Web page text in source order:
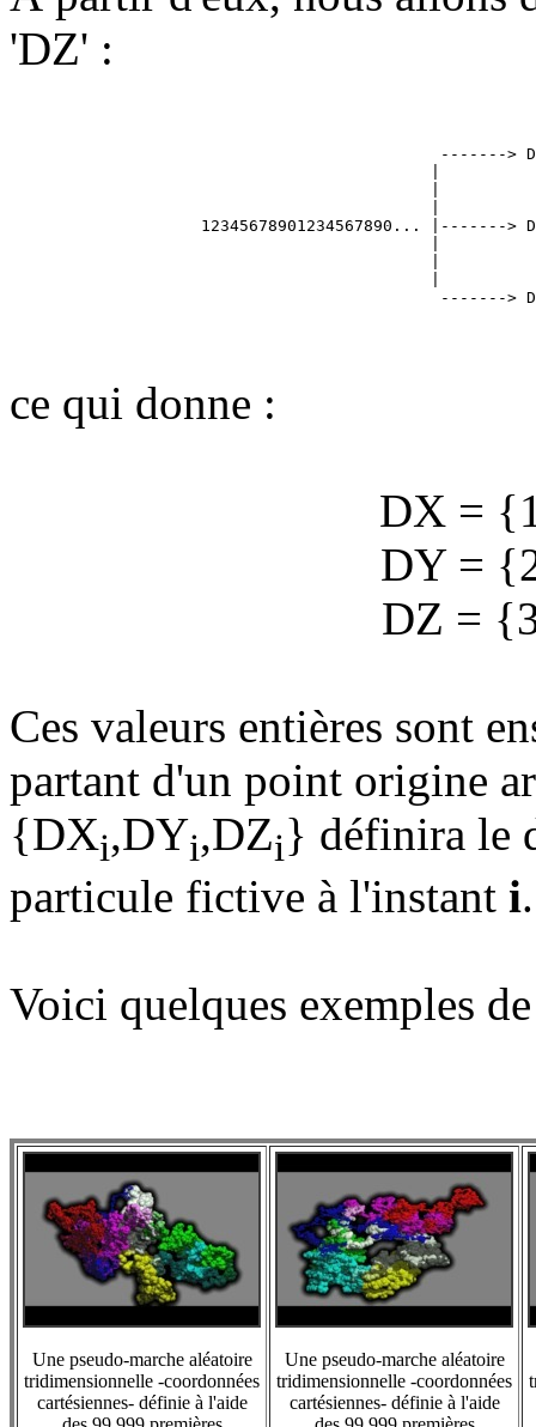
'DZ' :
------->
12345678901234567890... |------->
ce qui donne :
DX =
DY =
DZ =
Ces valeurs entières sont
partant d'un point origine
{DXi,DYi,DZi} définira le
particule fictive à l'instant i.
Voici quelques exemples
Une pseudo-marche aléatoire
tridimensionnelle -coordonnées
cartésiennes- définie à l'aide
Une pseudo-marche aléatoire
tridimensionnelle -coordonnées
cartésiennes- définie à l'aide